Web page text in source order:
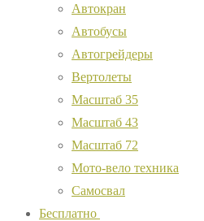
Автокран
Автобусы
Автогрейдеры
Вертолеты
Масштаб 35
Масштаб 43
Масштаб 72
Мото-вело техника
Самосвал
Бесплатно